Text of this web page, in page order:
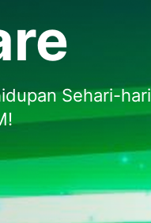
Sehari-